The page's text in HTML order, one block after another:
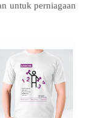
untuk perniagaan